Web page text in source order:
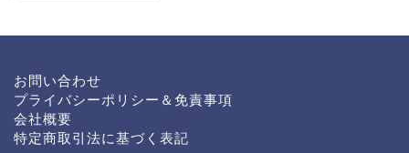
お問い合わせ
プライバシーポリシー＆免責事項
会社概要
特定商取引法に基づく表記